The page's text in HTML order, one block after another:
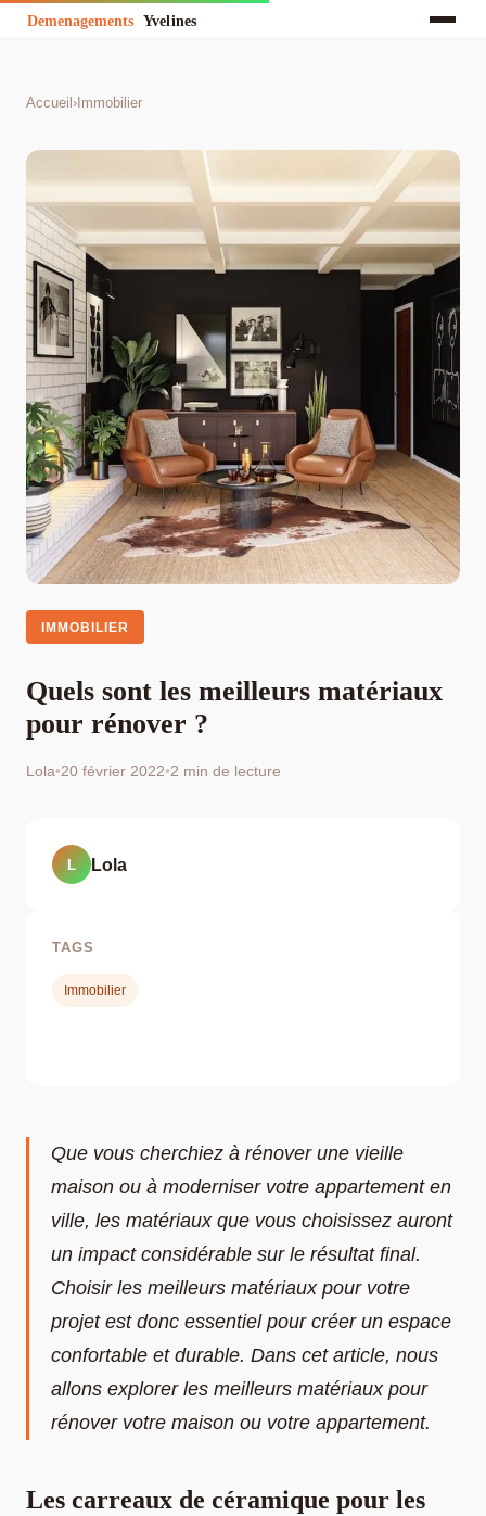
Accueil › Immobilier
IMMOBILIER
Quels sont les meilleurs matériaux
pour rénover ?
Lola•20 février 2022•2 min de lecture
Que vous cherchiez à rénover une vieille
maison ou à moderniser votre appartement en
ville, les matériaux que vous choisissez auront
un impact considérable sur le résultat final.
Choisir les meilleurs matériaux pour votre
projet est donc essentiel pour créer un espace
confortable et durable. Dans cet article, nous
allons explorer les meilleurs matériaux pour
rénover votre maison ou votre appartement.
Les carreaux de céramique pour les
L Lola
TAGS
Immobilier